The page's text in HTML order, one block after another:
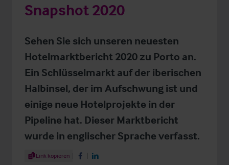
Snapshot 2020
Sehen Sie sich unseren neuesten
Hotelmarktbericht 2020 zu Porto an.
Ein Schlüsselmarkt auf der iberischen
Halbinsel, der im Aufschwung ist und
einige neue Hotelprojekte in der
Pipeline hat. Dieser Marktbericht
wurde in englischer Sprache verfasst.
Share Article
Link kopieren Share on Facebook
Share on LinkedIn